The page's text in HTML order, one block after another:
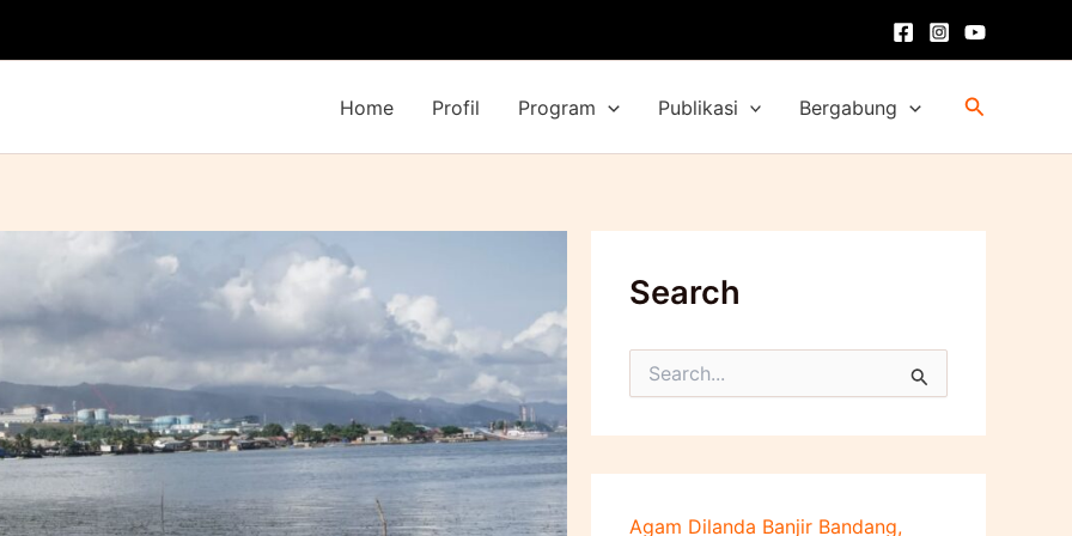
Home
Profil Program Publikasi Bergabung Cari
Search
a
u
t
Agam Dilanda Banjir Bandang,